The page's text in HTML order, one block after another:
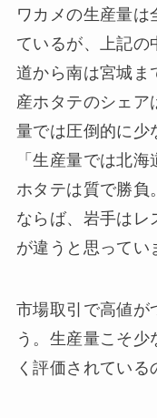
ワカメの生産量は
ているが、上記の
道から南は宮城ま
産ホタテのシェア
量では圧倒的に少
「生産量では北
ホタテは質で勝負
ならば、岩手はレ
が違うと思ってい
市場取引で高値が
う。生産量こそ
く評価されている